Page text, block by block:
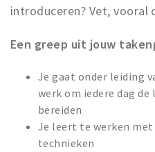
introduceren? Vet, vooral
Een greep uit jouw
Je gaat onder leiding
werk om iedere dag
bereiden
Je leert te werken met
technieken